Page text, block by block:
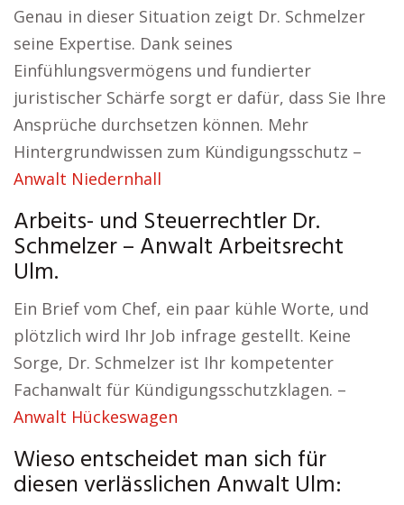
Genau in dieser Situation zeigt Dr. Schmelzer
seine Expertise. Dank seines
Einfühlungsvermögens und fundierter
juristischer Schärfe sorgt er dafür, dass Sie Ihre
Ansprüche durchsetzen können. Mehr
Hintergrundwissen zum Kündigungsschutz –
Anwalt Niedernhall
Arbeits- und Steuerrechtler Dr.
Schmelzer – Anwalt Arbeitsrecht
Ulm.
Ein Brief vom Chef, ein paar kühle Worte, und
plötzlich wird Ihr Job infrage gestellt. Keine
Sorge, Dr. Schmelzer ist Ihr kompetenter
Fachanwalt für Kündigungsschutzklagen. –
Anwalt Hückeswagen
Wieso entscheidet man sich für
diesen verlässlichen Anwalt Ulm: